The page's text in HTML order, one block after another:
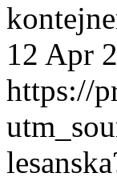
12 Apr
https://